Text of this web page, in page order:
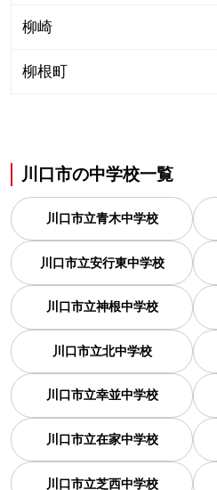
柳崎
柳根町
川口市の中学校一覧
川口市立青木中学校
川口市立安行東中学校
川口市立神根中学校
川口市立北中学校
川口市立幸並中学校
川口市立在家中学校
川口市立芝西中学校